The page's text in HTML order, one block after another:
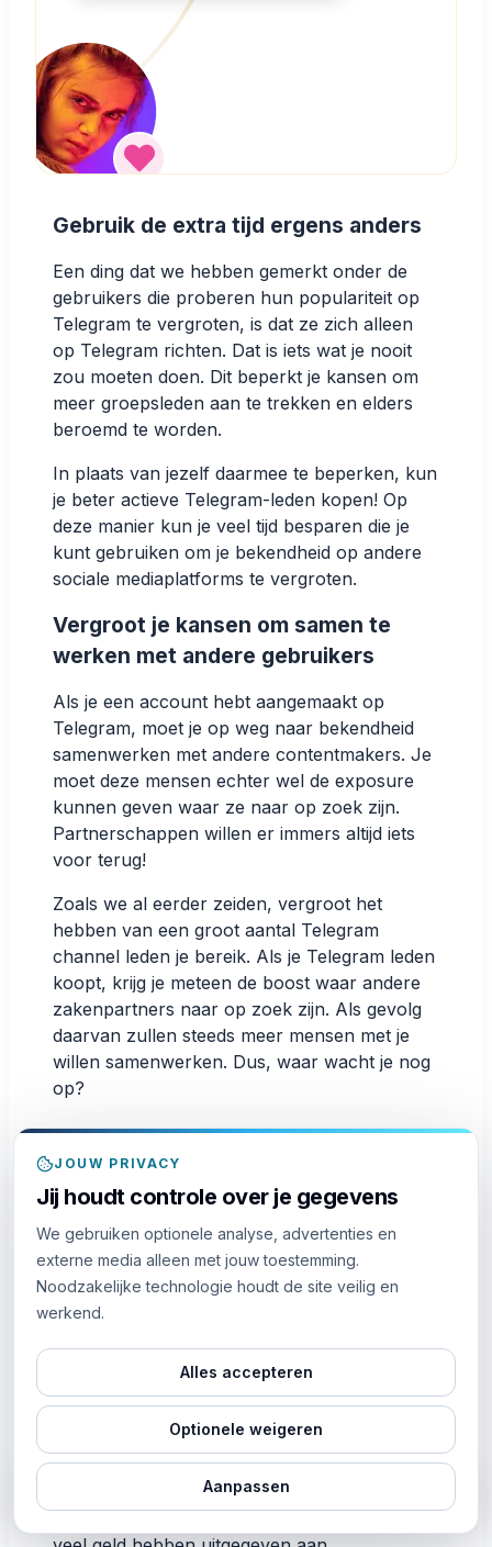
Gebruik de extra tijd ergens anders
Een ding dat we hebben gemerkt onder de
gebruikers die proberen hun populariteit op
Telegram te vergroten, is dat ze zich alleen
op Telegram richten. Dat is iets wat je nooit
zou moeten doen. Dit beperkt je kansen om
meer groepsleden aan te trekken en elders
beroemd te worden.
In plaats van jezelf daarmee te beperken, kun
je beter actieve Telegram-leden kopen! Op
deze manier kun je veel tijd besparen die je
kunt gebruiken om je bekendheid op andere
sociale mediaplatforms te vergroten.
Vergroot je kansen om samen te
werken met andere gebruikers
Als je een account hebt aangemaakt op
Telegram, moet je op weg naar bekendheid
samenwerken met andere contentmakers. Je
moet deze mensen echter wel de exposure
kunnen geven waar ze naar op zoek zijn.
Partnerschappen willen er immers altijd iets
voor terug!
Zoals we al eerder zeiden, vergroot het
hebben van een groot aantal Telegram
channel leden je bereik. Als je Telegram leden
koopt, krijg je meteen de boost waar andere
zakenpartners naar op zoek zijn. Als gevolg
daarvan zullen steeds meer mensen met je
willen samenwerken. Dus, waar wacht je nog
op?
Voorkomt dat je ergens anders geld
uitgeeft
Om beroemd te worden op een app als
Telegram, is het niet genoeg om alleen maar
te proberen om organische groei te
een beetje geld uit te geven op een bepaald
deel van je reis. Heb je die grote
bedrijfspagina's gezien met zeer hoge
Telegram postweergaven en echte
We kunnen gerust zeggen dat deze groepen
Iemand uit kocht 1.5K Views + Reach + Profile visits
JOUW PRIVACY
Jij houdt controle over je gegevens
We gebruiken optionele analyse, advertenties en
externe media alleen met jouw toestemming.
Noodzakelijke technologie houdt de site veilig en
werkend.
Alles accepteren
Optionele weigeren
Aanpassen